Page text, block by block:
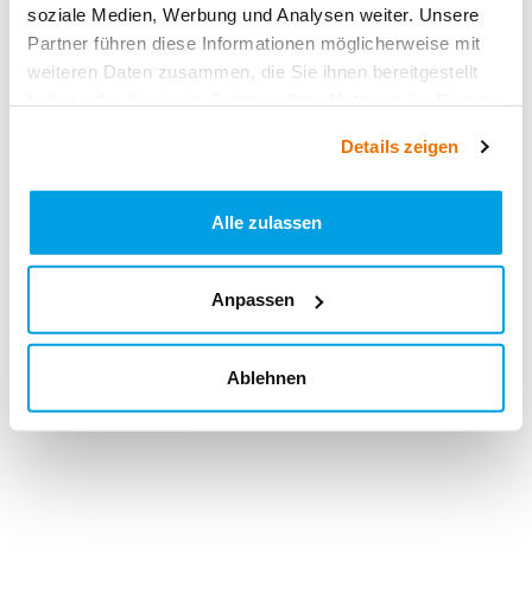
soziale Medien, Werbung und Analysen weiter. Unsere
Partner führen diese Informationen möglicherweise mit
weiteren Daten zusammen, die Sie ihnen bereitgestellt
Details zeigen
Alle zulassen
Anpassen
Ablehnen